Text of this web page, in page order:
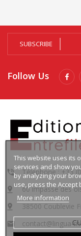
This website uses its
services and show
by analyzing your
use, press the Accept
More information
SUBSCRIBE
Follow Us
Téléphone : +33
60 impasse des
38500 Coublevie
contact@lingua-